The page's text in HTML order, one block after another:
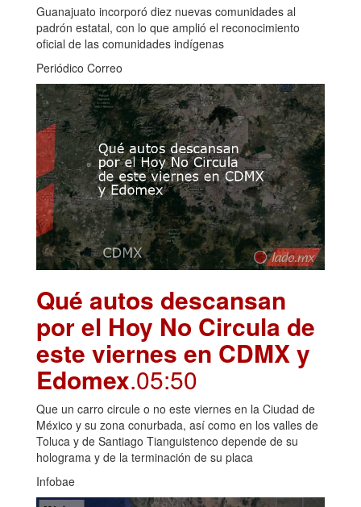
Guanajuato incorporó diez nuevas comunidades al
padrón estatal, con lo que amplió el reconocimiento
oficial de las comunidades indígenas
Periódico Correo
Qué autos descansan
por el Hoy No Circula de
este viernes en CDMX y
Edomex.05:50
Que un carro circule o no este viernes en la Ciudad de
México y su zona conurbada, así como en los valles de
Toluca y de Santiago Tianguistenco depende de su
holograma y de la terminación de su placa
Infobae